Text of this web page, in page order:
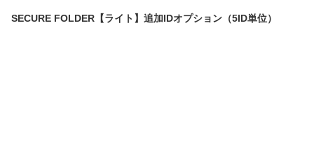
SECURE FOLDER【ライト】追加IDオプション（5ID単位）